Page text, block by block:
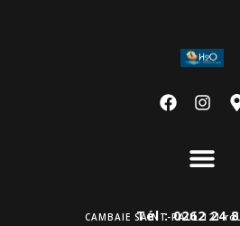
Tél : 0262 24
CAMBAIE SAINT-PAUL 121